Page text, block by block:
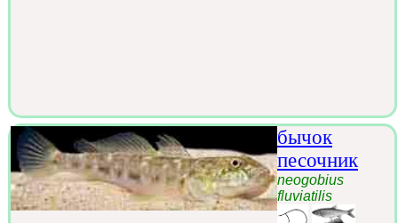
бычок
песочник
neogobius
fluviatilis